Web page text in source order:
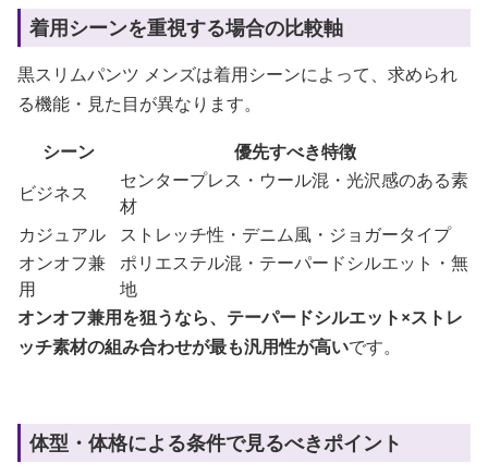
着用シーンを重視する場合の比較軸
黒スリムパンツ メンズは着用シーンによって、求められ
る機能・見た目が異なります。
シーン
優先すべき特徴
ビジネス
センタープレス・ウール混・光沢感のある素
材
カジュアル
ストレッチ性・デニム風・ジョガータイプ
オンオフ兼
用
ポリエステル混・テーパードシルエット・無
地
オンオフ兼用を狙うなら、テーパードシルエット×ストレ
ッチ素材の組み合わせが最も汎用性が高いです。
体型・体格による条件で見るべきポイント